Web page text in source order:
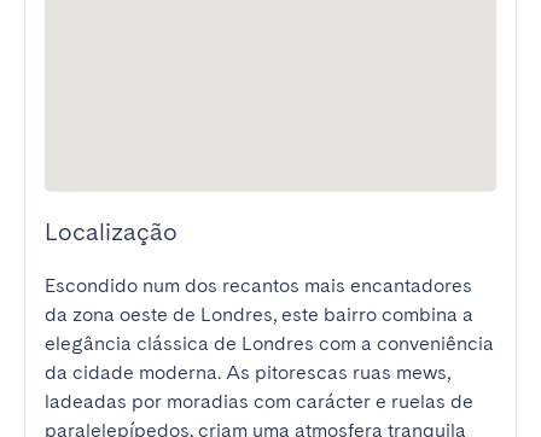
Localização
Escondido num dos recantos mais encantadores
da zona oeste de Londres, este bairro combina a
elegância clássica de Londres com a conveniência
da cidade moderna. As pitorescas ruas mews,
ladeadas por moradias com carácter e ruelas de
paralelepípedos, criam uma atmosfera tranquila